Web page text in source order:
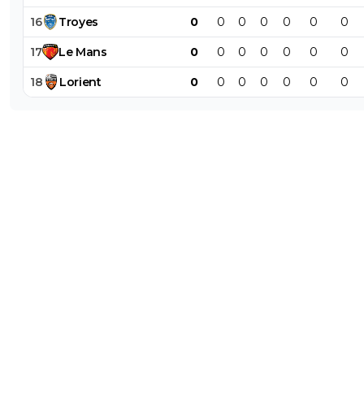
16 Troyes 0 0 0 0 0 0 0
17 Le Mans 0 0 0 0 0 0 0
18 Lorient 0 0 0 0 0 0 0